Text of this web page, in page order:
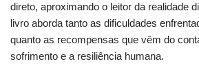
direto, aproximando o leitor da realidade
livro aborda tanto as dificuldades
quanto as recompensas que vêm do
sofrimento e a resiliência humana.